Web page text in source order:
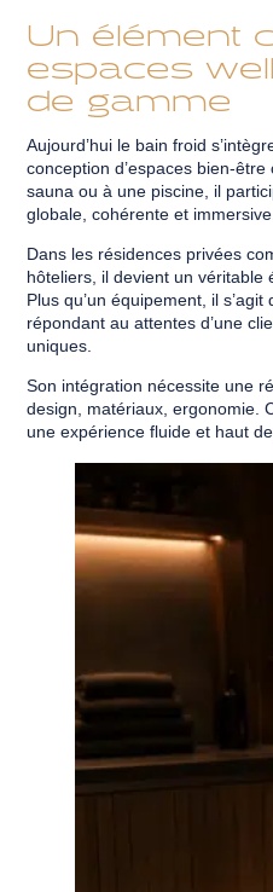
Un élément
espaces
de gamme
Aujourd’hui le bain froid
conception d’espaces bien-
sauna ou à une piscine, il
globale, cohérente et immersive.
Dans les résidences privées
hôteliers, il devient un véritable
Plus qu’un équipement, il s’agit
répondant au attentes d’une
uniques.
Son intégration nécessite une
design, matériaux, ergonomie.
une expérience fluide et haut